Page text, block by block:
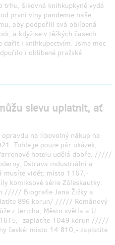
trhu, šikovná knihkupkyně vydá
první vlny pandemie naše
aby podpořili svá oblíbená
a když se v těžkých časech
dařit i knihkupectvím. Jsme moc
i oblíbené pražské
slevu uplatnit, ať
na libovolný nákup na
Tohle je pouze pár ukázek,
hotelu udělá dobře. /////
Ostrava industriální a
musíte vidět: místo 1167,-
komiksové série Záleskautky:
///// Biografie Jana Žižky a
896 korun/ ///// Románový
z Jericha, Město světla a U
zaplatíte 1049 korun /////
české: místo 14 810,- zaplatíte